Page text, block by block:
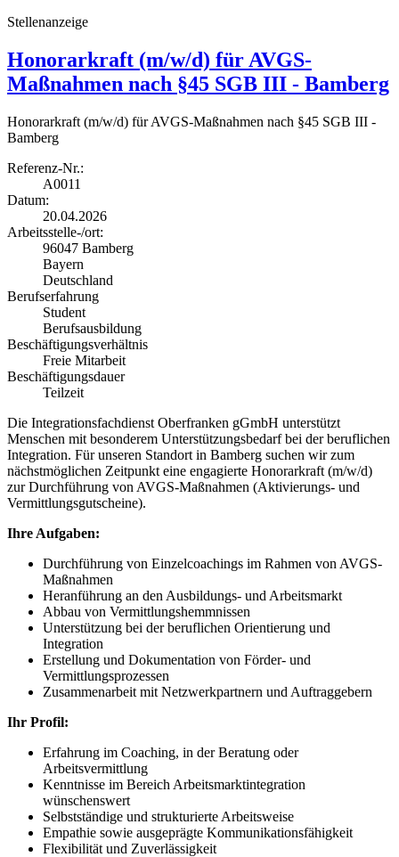
Stellenanzeige
Honorarkraft (m/w/d) für AVGS-
Maßnahmen nach §45 SGB III - Bamberg
Honorarkraft (m/w/d) für AVGS-Maßnahmen nach §45 SGB III -
Bamberg
Referenz-Nr.:
A0011
Datum:
20.04.2026
Arbeitsstelle-/ort:
96047 Bamberg
Bayern
Deutschland
Berufserfahrung
Student
Berufsausbildung
Beschäftigungsverhältnis
Freie Mitarbeit
Beschäftigungsdauer
Teilzeit
Die Integrationsfachdienst Oberfranken gGmbH unterstützt
Menschen mit besonderem Unterstützungsbedarf bei der beruflichen
Integration. Für unseren Standort in Bamberg suchen wir zum
nächstmöglichen Zeitpunkt eine engagierte Honorarkraft (m/w/d)
zur Durchführung von AVGS-Maßnahmen (Aktivierungs- und
Vermittlungsgutscheine).
Ihre Aufgaben:
Durchführung von Einzelcoachings im Rahmen von AVGS-
Maßnahmen
Heranführung an den Ausbildungs- und Arbeitsmarkt
Abbau von Vermittlungshemmnissen
Unterstützung bei der beruflichen Orientierung und
Integration
Erstellung und Dokumentation von Förder- und
Vermittlungsprozessen
Zusammenarbeit mit Netzwerkpartnern und Auftraggebern
Ihr Profil:
Erfahrung im Coaching, in der Beratung oder
Arbeitsvermittlung
Kenntnisse im Bereich Arbeitsmarktintegration
wünschenswert
Selbstständige und strukturierte Arbeitsweise
Empathie sowie ausgeprägte Kommunikationsfähigkeit
Flexibilität und Zuverlässigkeit